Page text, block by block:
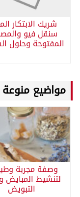
شريك الابتكار
سنقل فيو
المفتوحة وحلول
مواضيع منوعة
وصفة مجربة
لتنشيط المبايض
التبويض